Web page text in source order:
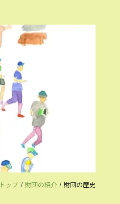
トップ 財団の紹介 財団の歴史